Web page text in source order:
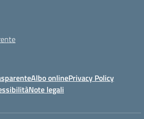
Albo onlinePrivacy Policy
Note legali